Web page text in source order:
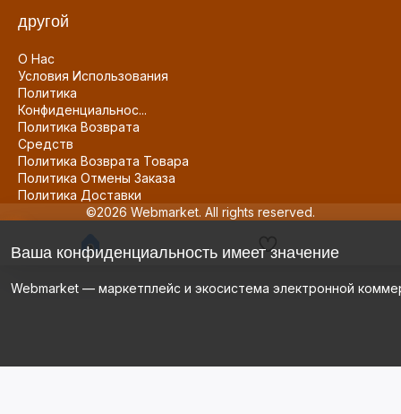
другой
О Нас
Условия Использования
Политика
Конфиденциальнос...
Политика Возврата
Средств
Политика Возврата Товара
Политика Отмены Заказа
Политика Доставки
©2026 Webmarket. All rights reserved.
Ваша конфиденциальность имеет значение
Webmarket — маркетплейс и экосистема электронной